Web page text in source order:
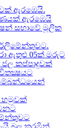
ඇරඹෙයි.
ඇරඹෙයි
සභාවේ මූලික
ඇතුළු 05ක් මරුට​
කප්පාදුවක්
හමුවක්
බල කරමින්